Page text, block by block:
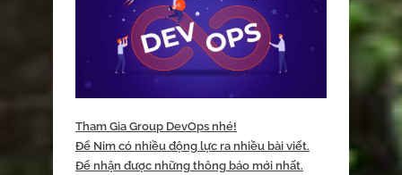
Tham Gia Group DevOps nhé!
Để Nim có nhiều động lực ra nhiều bài viết.
Để nhận được những thông báo mới nhất.